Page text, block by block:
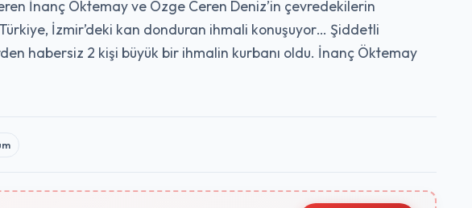
İnanç Öktemay ve Özge Ceren Deniz’in çevredekilerin
İzmir’deki kan donduran ihmali konuşuyor… Şiddetli
habersiz 2 kişi büyük bir ihmalin kurbanı oldu. İnanç Öktemay